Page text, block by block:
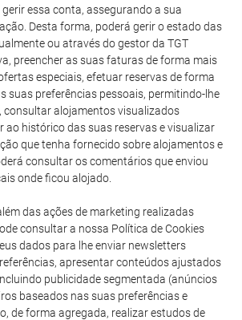
essa conta, assegurando a sua
Desta forma, poderá gerir o estado das
ou através do gestor da TGT
preencher as suas faturas de forma mais
especiais, efetuar reservas de forma
suas preferências pessoais, permitindo-lhe
consultar alojamentos visualizados
ao histórico das suas reservas e visualizar
que tenha fornecido sobre alojamentos e
consultar os comentários que enviou
onde ficou alojado.
das ações de marketing realizadas
consultar a nossa Política de Cookies
dados para lhe enviar newsletters
apresentar conteúdos ajustados
publicidade segmentada (anúncios
baseados nas suas preferências e
de forma agregada, realizar estudos de